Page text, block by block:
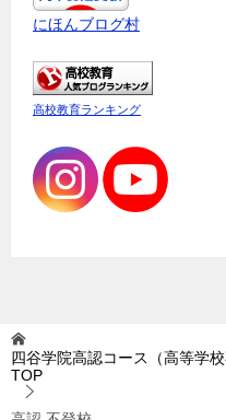
にほんブログ村
高校教育ランキング
四谷学院高認コース（高等学
TOP